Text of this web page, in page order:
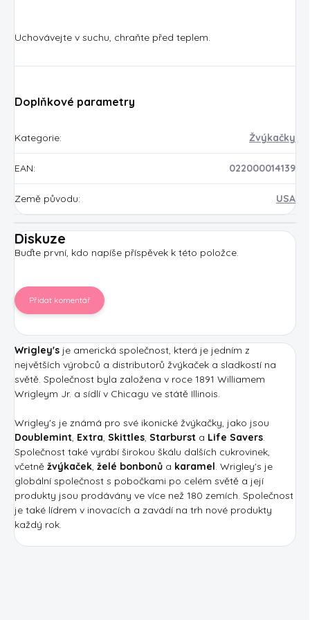
Uchovávejte v suchu, chraňte před teplem.
Doplňkové parametry
Kategorie: Žvýkačky
EAN: 022000014139
Země původu: USA
Diskuze
Buďte první, kdo napíše příspěvek k této položce.
Přidat komentář
Wrigley's je americká společnost, která je jedním z
největších výrobců a distributorů žvýkaček a sladkostí na
světě. Společnost byla založena v roce 1891 Williamem
Wrigleym Jr. a sídlí v Chicagu ve státě Illinois.
Wrigley's je známá pro své ikonické žvýkačky, jako jsou
Doublemint, Extra, Skittles, Starburst a Life Savers.
Společnost také vyrábí širokou škálu dalších cukrovinek,
včetně žvýkaček, želé bonbonů a karamel. Wrigley's je
globální společnost s pobočkami po celém světě a její
produkty jsou prodávány ve více než 180 zemích. Společnost
je také lídrem v inovacích a zavádí na trh nové produkty
každý rok.